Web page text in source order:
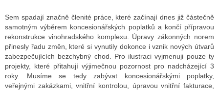
Sem spadají značně členité práce, které začínají dnes již částečně
samotným výběrem koncesionářských poplatků a končí přípravou
rekonstrukce vinohradského komplexu. Úpravy zákonných norem
přinesly řadu změn, které si vynutily dokonce i vznik nových útvarů
zabezpečujících bezchybný chod. Pro ilustraci vyjmenuji pouze ty
projekty, které přitahují výjimečnou pozornost pro nadcházející 3
roky. Musíme se tedy zabývat koncesionářskými poplatky,
veřejnými zakázkami, vnitřní kontrolou, úpravou vnitřní fakturace,